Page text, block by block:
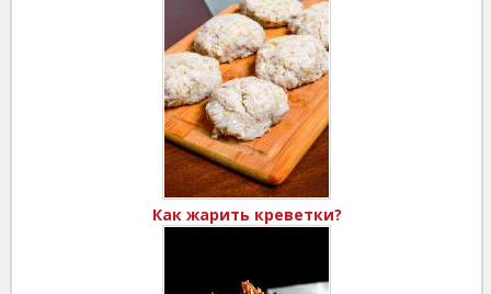
Как жарить креветки?